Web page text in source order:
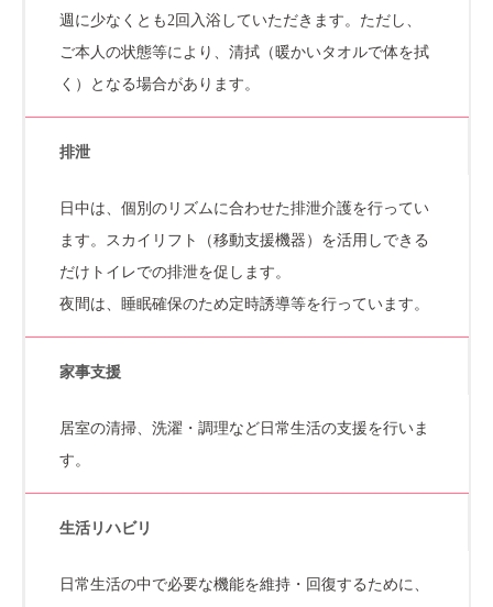
週に少なくとも2回入浴していただきます。ただし、
ご本人の状態等により、清拭（暖かいタオルで体を拭
く）となる場合があります。
排泄
日中は、個別のリズムに合わせた排泄介護を行ってい
ます。スカイリフト（移動支援機器）を活用しできる
だけトイレでの排泄を促します。
夜間は、睡眠確保のため定時誘導等を行っています。
家事支援
居室の清掃、洗濯・調理など日常生活の支援を行いま
す。
生活リハビリ
日常生活の中で必要な機能を維持・回復するために、